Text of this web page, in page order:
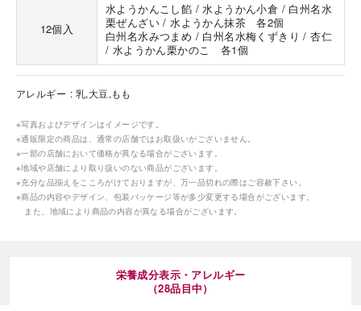
12個入
水ようかんこし餡 / 水ようかん小倉 / 白州名水
栗ぜんざい / 水ようかん抹茶 各2個
白州名水みつまめ / 白州名水梅くずきり / 杏仁
/ 水ようかん栗かのこ 各1個
アレルギー 乳,大豆,もも
※写真およびデザインはイメージです。
※通販限定の商品は、通常の店舗ではお取扱いがございません。
※一部の店舗において価格が異なる場合がございます。
※地域や店舗により取り扱いのない商品がございます。
※充分な品揃えをこころがけておりますが、万一品切れの際はご容赦下さい。
※商品の内容やデザイン、包装パッケージ等が多少変更する場合がございます。
また、地域により商品の内容が異なる場合がございます。
栄養成分表示・アレルギー
（28品目中）
。雄大な八ヶ岳山麓の自
る、こだわりのスイー
Malaysia
UAE
Vietnam